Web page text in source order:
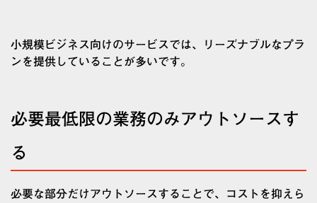
小規模ビジネス向けのサービスでは、リーズナブルなプラ
ンを提供していることが多いです。
必要最低限の業務のみアウトソースす
る
必要な部分だけアウトソースすることで、コストを抑えら